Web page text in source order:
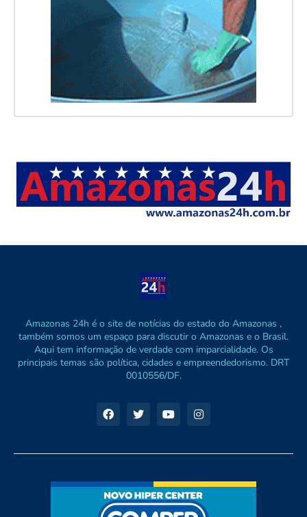
Amazonas 24h é o site de notícias do estado do Amazonas ,
também somos um espaço para discutir o Amazonas e o Brasil.
Aqui tem informação de verdade com imparcialidade. Os
principais temas são política, cidades e empreendedorismo. DRT
0010556/DF.